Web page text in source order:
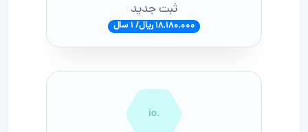
ثبت جدید
18,180,000 ریال/ 1 سال
.io